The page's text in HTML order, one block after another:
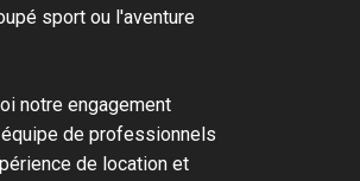
sport ou l'aventure
notre engagement
de professionnels
de location et